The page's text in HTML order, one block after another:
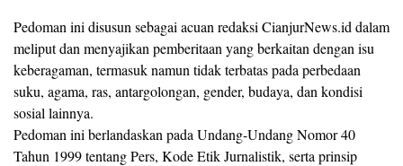
Pedoman ini disusun sebagai acuan redaksi CianjurNews.id dalam
meliput dan menyajikan pemberitaan yang berkaitan dengan isu
keberagaman, termasuk namun tidak terbatas pada perbedaan
suku, agama, ras, antargolongan, gender, budaya, dan kondisi
sosial lainnya.
Pedoman ini berlandaskan pada Undang-Undang Nomor 40
Tahun 1999 tentang Pers, Kode Etik Jurnalistik, serta prinsip